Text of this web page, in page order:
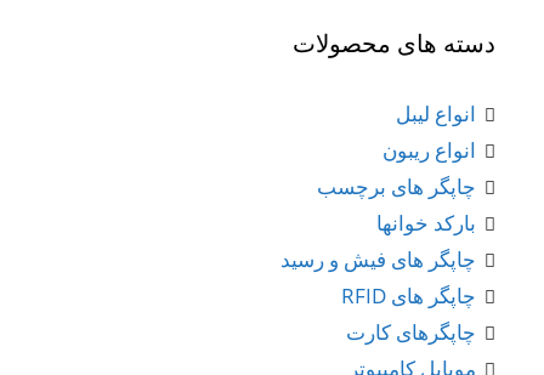
دسته های محصولات
انواع لیبل
انواع ریبون
چاپگر های برچسب
بارکد خوانها
چاپگر های فیش و رسید
چاپگر های RFID
چاپگرهای کارت
موبایل کامپیوتر